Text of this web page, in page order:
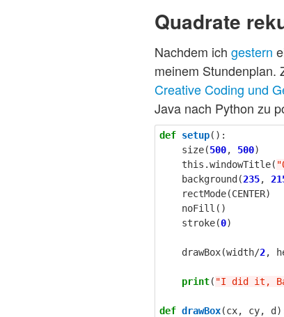
Quadrate
Nachdem ich gestern
meinem Stundenplan.
Creative Coding und
Java nach Python zu
def setup():
size(500, 500)
this .windowTitle(
background (235,
rectMode(CENTER)
noFill ()
stroke(0)
drawBox(width/2,
print( "I did it,
def drawBox(cx, cy, d